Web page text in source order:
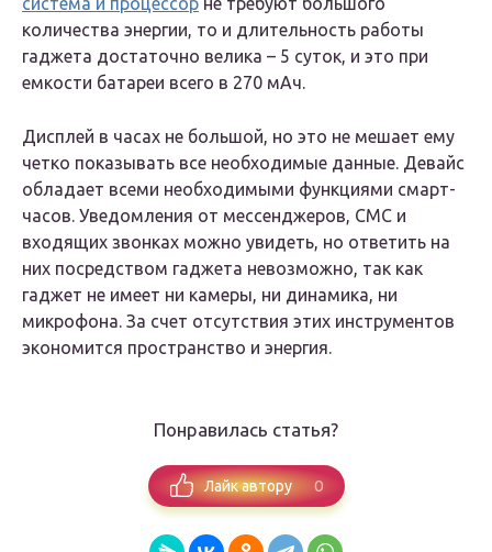
количества энергии, то и длительность работы
гаджета достаточно велика – 5 суток, и это при
емкости батареи всего в 270 мАч.
Дисплей в часах не большой, но это не мешает ему
четко показывать все необходимые данные. Девайс
обладает всеми необходимыми функциями смарт-
часов. Уведомления от мессенджеров, СМС и
входящих звонках можно увидеть, но ответить на
них посредством гаджета невозможно, так как
гаджет не имеет ни камеры, ни динамика, ни
микрофона. За счет отсутствия этих инструментов
экономится пространство и энергия.
Понравилась статья?
Лайк автору 0